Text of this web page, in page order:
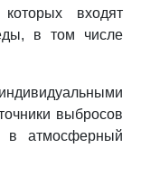
входят
в том числе
выбросов
в атмосферный